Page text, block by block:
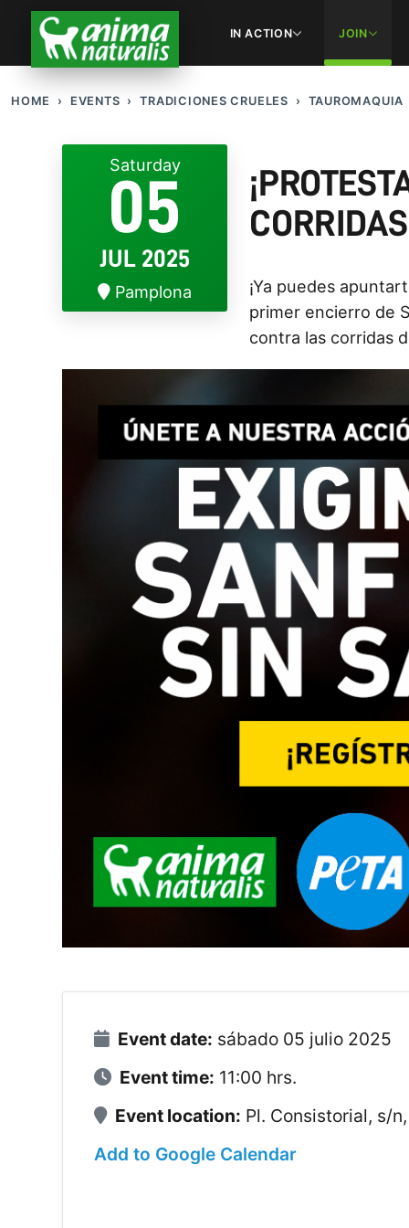
IN ACTION JOIN
HOME EVENTS TRADICIONES CRUELES TAUROMAQUIA
Saturday
05
JUL 2025
Pamplona
¡Ya puedes
primer encierro de
contra las corridas
Event date: sábado 05 julio 2025
Event time: 11:00 hrs.
Event location: Pl. Consistorial, s/
Add to Google Calendar